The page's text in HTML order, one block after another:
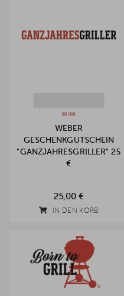
WEBER
GESCHENKGUTSCHEIN
"GANZJAHRESGRILLER" 25
€
25,00 €
IN DEN KORB